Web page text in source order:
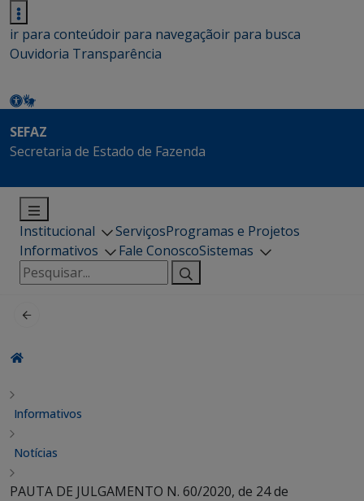
ir para conteúdoir para navegaçãoir para busca
Ouvidoria Transparência
SEFAZ
Secretaria de Estado de Fazenda
Institucional ServiçosProgramas e Projetos
Informativos
Fale ConoscoSistemas
Pesquisar
por:
Informativos
Notícias
PAUTA DE JULGAMENTO N. 60/2020, de 24 de